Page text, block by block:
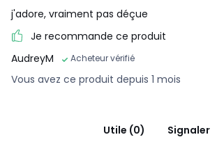
j'adore, vraiment pas déçue
Je recommande ce produit
AudreyM
Acheteur vérifié
Vous avez ce produit depuis 1 mois
Utile (0)
Signaler